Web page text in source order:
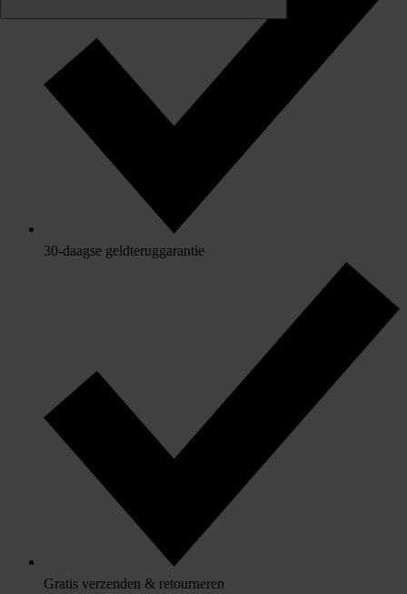
30-daagse geldteruggarantie
Gratis verzenden & retourneren